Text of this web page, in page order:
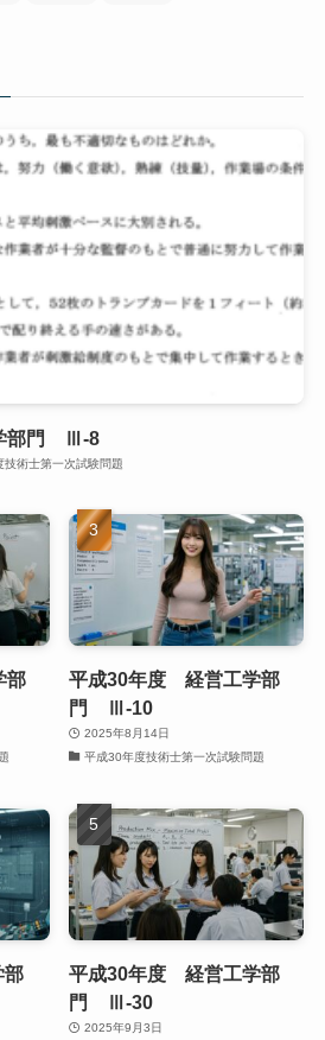
部門 Ⅲ-8
技術士第一次試験問題
部
平成30年度 経営工学部
門 Ⅲ-10
2025年8月14日
平成30年度技術士第一次試験問題
平成30年度 経営工学部
門 Ⅲ-30
2025年9月3日